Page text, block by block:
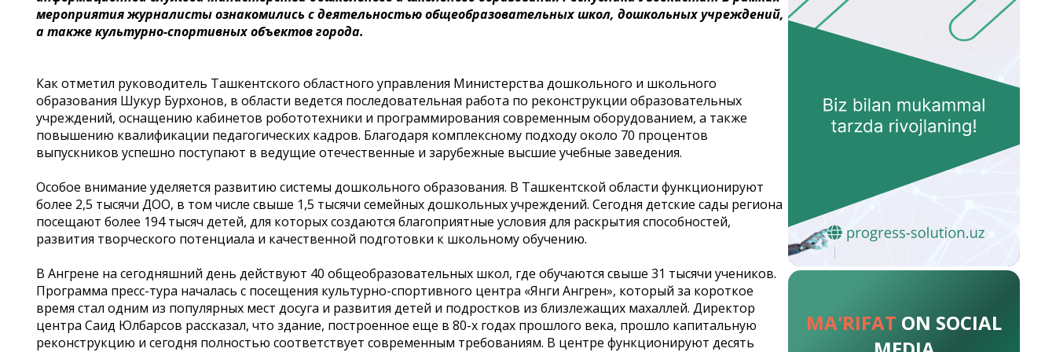
мероприятия журналисты ознакомились с деятельностью общеобразовательных школ, дошкольных учреждений,
а также культурно-спортивных объектов города.
Как отметил руководитель Ташкентского областного управления Министерства дошкольного и школьного
образования Шукур Бурхонов, в области ведется последовательная работа по реконструкции образовательных
учреждений, оснащению кабинетов робототехники и программирования современным оборудованием, а также
повышению квалификации педагогических кадров. Благодаря комплексному подходу около 70 процентов
выпускников успешно поступают в ведущие отечественные и зарубежные высшие учебные заведения.
Особое внимание уделяется развитию системы дошкольного образования. В Ташкентской области функционируют
более 2,5 тысячи ДОО, в том числе свыше 1,5 тысячи семейных дошкольных учреждений. Сегодня детские сады региона
посещают более 194 тысяч детей, для которых создаются благоприятные условия для раскрытия способностей,
развития творческого потенциала и качественной подготовки к школьному обучению.
В Ангрене на сегодняшний день действуют 40 общеобразовательных школ, где обучаются свыше 31 тысячи учеников.
Программа пресс-тура началась с посещения культурно-спортивного центра «Янги Ангрен», который за короткое
время стал одним из популярных мест досуга и развития детей и подростков из близлежащих махаллей. Директор
центра Саид Юлбарсов рассказал, что здание, построенное еще в 80-х годах прошлого века, прошло капитальную
реконструкцию и сегодня полностью соответствует современным требованиям. В центре функционируют десять
MA'RIFAT ON SOCIAL